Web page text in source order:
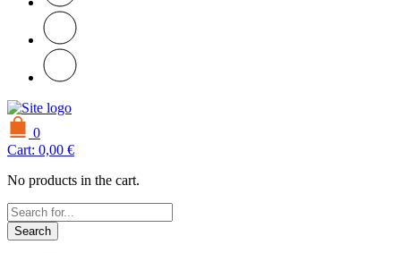
0
Cart: 0,00 €
No products in the cart.
Search